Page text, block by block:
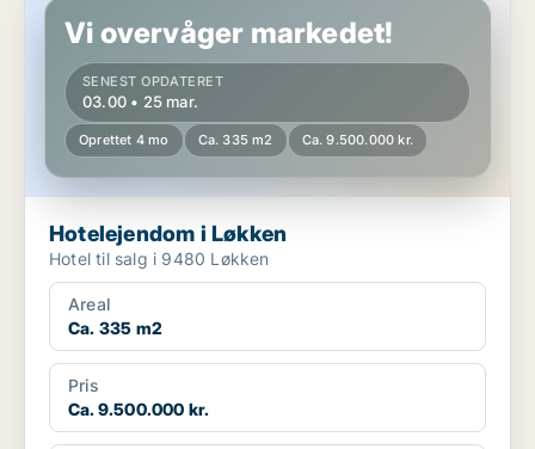
Vi overvåger markedet!
SENEST OPDATERET
03.00 • 25 mar.
Oprettet 4 mo Ca. 335 m2 Ca. 9.500.000 kr.
Hotelejendom i Løkken
Hotel til salg i 9480 Løkken
Areal
Ca. 335 m2
Pris
Ca. 9.500.000 kr.